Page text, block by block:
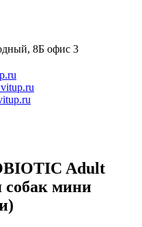
8Б офис 3
Adult
собак мини